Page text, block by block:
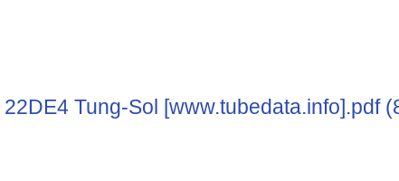
Tung-Sol [www.tubedata.info].pdf